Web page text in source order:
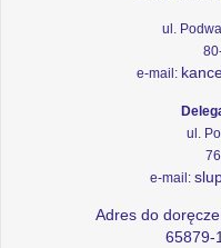
ul.
e-mail:
ul.
e-mail:
Adres do
65879-